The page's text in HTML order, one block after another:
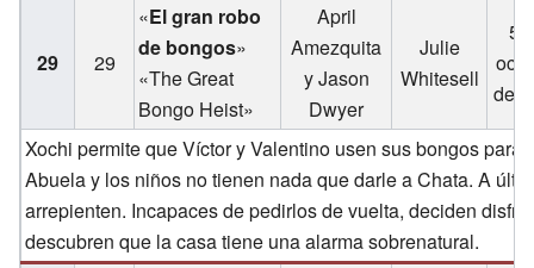
29 29
«El gran robo
de bongos»
«The Great
Bongo Heist»
April
Amezquita
y Jason
Dwyer
Julie
Whitesell
5
de
Xochi permite que Víctor y Valentino usen sus bongos
Abuela y los niños no tienen nada que darle a Chata. A
arrepienten. Incapaces de pedirlos de vuelta, deciden
descubren que la casa tiene una alarma sobrenatural.